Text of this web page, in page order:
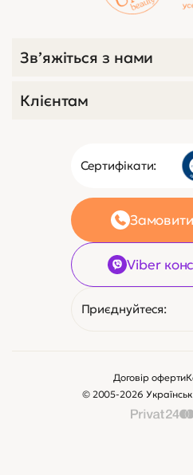
Сертифікати:
Viber
Приєднуйтеся:
Зв’яжіться з нами
Клієнтам
© 2005-2026
Договір оферти